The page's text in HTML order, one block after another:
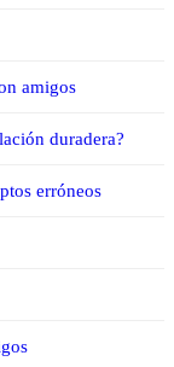
amigos
duradera?
erróneos